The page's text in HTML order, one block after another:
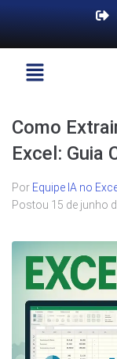
Como
Excel: Guia
Por Equipe IA no
Postou 15 de junho